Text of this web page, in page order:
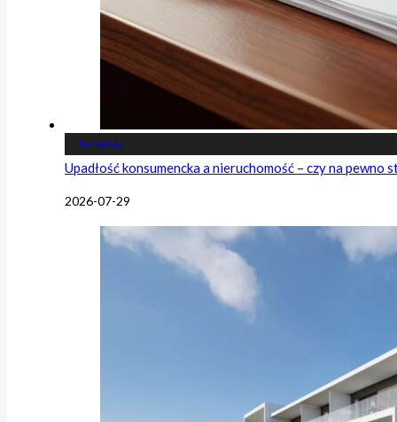
Poradniki
Upadłość konsumencka a nieruchomość – czy na pewno
2026-07-29